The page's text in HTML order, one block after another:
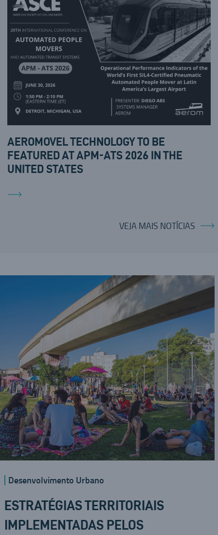
AEROMOVEL TECHNOLOGY TO BE
FEATURED AT APM-ATS 2026 IN THE
UNITED STATES
VEJA MAIS NOTÍCIAS
Desenvolvimento Urbano
ESTRATÉGIAS TERRITORIAIS
IMPLEMENTADAS PELOS